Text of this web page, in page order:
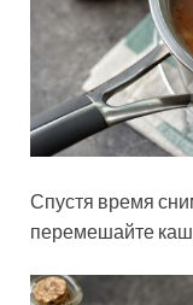
Спустя время
перемешайте